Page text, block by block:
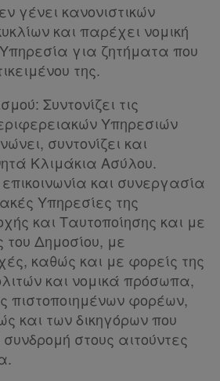
[-]
[-]
[-]
γένει κανονιστικών
και παρέχει νομική
για ζητήματα που
της.
Συντονίζει τις
Υπηρεσιών
συντονίζει και
Κλιμάκια Ασύλου.
και συνεργασία
Υπηρεσίες της
και Ταυτοποίησης και με
Δημοσίου, με
καθώς και με φορείς της
και νομικά πρόσωπα,
πιστοποιημένων φορέων,
και των δικηγόρων που
στους αιτούντες